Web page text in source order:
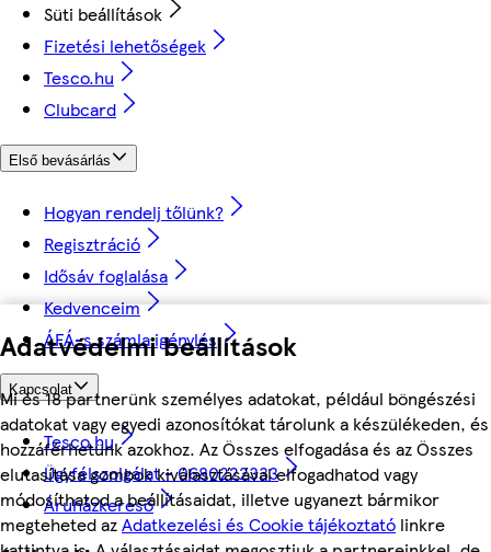
Adatvédelmi beállítások
Mi és 18 partnerünk személyes adatokat, például böngészési
adatokat vagy egyedi azonosítókat tárolunk a készülékeden, és
hozzáférhetünk azokhoz. Az Összes elfogadása és az Összes
elutasítása gombok kiválasztásával elfogadhatod vagy
módosíthatod a beállításaidat, illetve ugyanezt bármikor
megteheted azAdatkezelési és Cookie tájékoztató linkre
Süti beállítások
Fizetési lehetőségek
Tesco.hu
Clubcard
Első bevásárlás
Hogyan rendelj tőlünk?
Regisztráció
Idősáv foglalása
Kedvenceim
ÁFÁ-s számla igénylés
Kapcsolat
Tesco.hu
Ügyfélszolgálat - 0680222333
Áruházkereső